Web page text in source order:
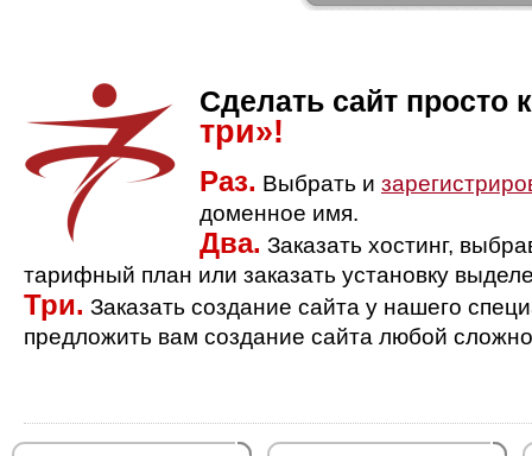
Сделать сайт просто
три»!
Раз. Выбрать и
доменное имя.
Два. Заказать хостинг,
тарифный план или заказать установку
Три. Заказать создание сайта у нашего
предложить вам создание сайта любой